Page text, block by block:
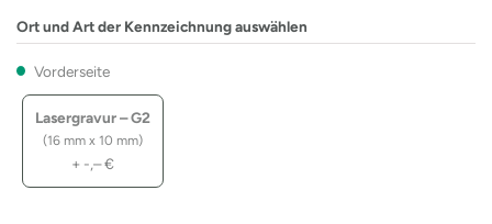
Ort und Art der Kennzeichnung auswählen
Vorderseite
Lasergravur – G2
(16 mm x 10 mm)
+ -,–€